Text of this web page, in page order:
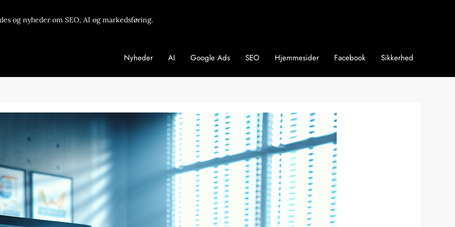
og nyheder om SEO, AI og markedsføring.
Nyheder AI Google Ads SEO Hjemmesider Facebook Sikkerhed